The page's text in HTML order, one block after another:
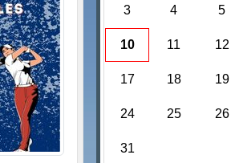
3 4 5
10 11 12
17 18 19
24 25 26
31